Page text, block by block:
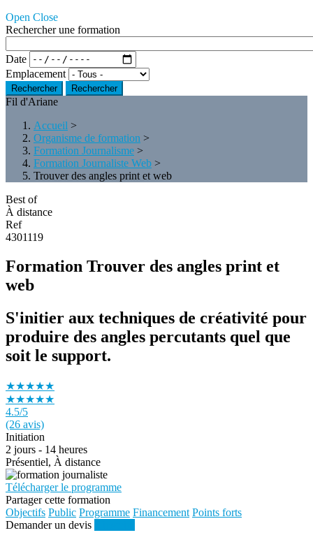
Open Close
Rechercher une formation
Date
Emplacement
Rechercher
Fil d'Ariane
Accueil >
Organisme de formation >
Formation Journalisme >
Formation Journaliste Web >
Trouver des angles print et web
Best of
À distance
Ref
4301119
Formation Trouver des angles print et
web
S'initier aux techniques de créativité pour
produire des angles percutants quel que
soit le support.
★★★★★
★★★★★
4.5/5
(26 avis)
Initiation
2 jours - 14 heures
Présentiel, À distance
Télécharger le programme
Partager cette formation
Objectifs Public Programme Financement Points forts
Demander un devis